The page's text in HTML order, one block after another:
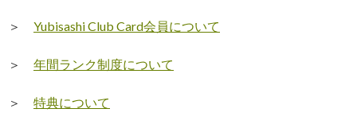
＞ Yubisashi Club Card会員について
＞ 年間ランク制度について
＞ 特典について